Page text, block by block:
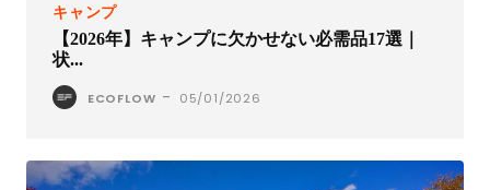
キャンプ
【2026年】キャンプに欠かせない必需品17選｜
状...
ECOFLOW - 05/01/2026